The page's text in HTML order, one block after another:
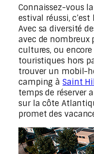
Connaissez-vous
estival réussi,
Avec sa diversité
avec de nombreux
cultures, ou
touristiques hors
trouver un mobil-
camping àSaint
temps de réserver
sur la côte
promet des